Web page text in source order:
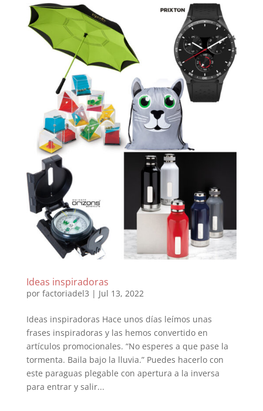
Ideas inspiradoras
por factoriadel3 | Jul 13, 2022
Ideas inspiradoras Hace unos días leímos unas
frases inspiradoras y las hemos convertido en
artículos promocionales. “No esperes a que pase la
tormenta. Baila bajo la lluvia.” Puedes hacerlo con
este paraguas plegable con apertura a la inversa
para entrar y salir...